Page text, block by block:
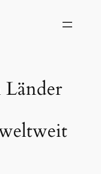
Länder